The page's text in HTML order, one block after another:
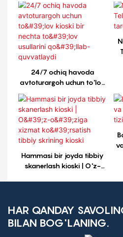
24/7 ochiq havoda
avtoturargoh uchun to'lov
usullarini qo'llab-
quvvatlaydi
Hammasi bir joyda tibbiy
skanerlash kioski | O'z-
HAR QANDAY
BILAN BOG'LANING.